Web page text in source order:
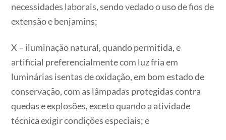
necessidades laborais, sendo vedado o uso de fios de
extensão e benjamins;
X – iluminação natural, quando permitida, e
artificial preferencialmente com luz fria em
luminárias isentas de oxidação, em bom estado de
conservação, com as lâmpadas protegidas contra
quedas e explosões, exceto quando a atividade
técnica exigir condições especiais; e